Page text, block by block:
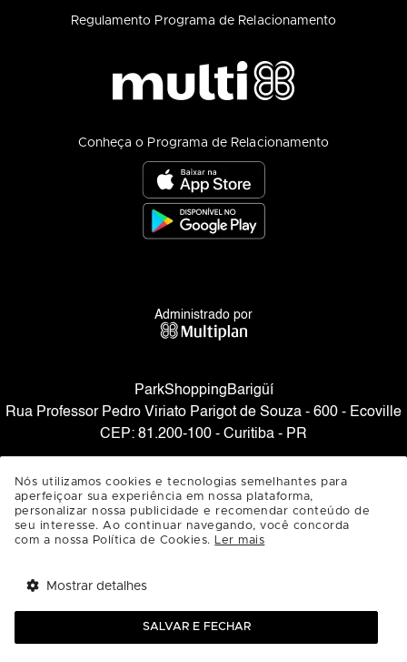
Regulamento Programa de Relacionamento
Conheça o Programa de Relacionamento
Administrado por
ParkShoppingBarigüí
Rua Professor Pedro Viriato Parigot de Souza - 600 - Ecoville
CEP: 81.200-100 - Curitiba - PR
SAIBA COMO CHEGAR
Nós utilizamos cookies e tecnologias semelhantes para
aperfeiçoar sua experiência em nossa plataforma,
personalizar nossa publicidade e recomendar conteúdo de
seu interesse. Ao continuar navegando, você concorda
com a nossa Política de Cookies. Ler mais
Mostrar detalhes
SALVAR E FECHAR
Tem benefícios
esperando por você!
Baixe agora o app Multi
Abrir